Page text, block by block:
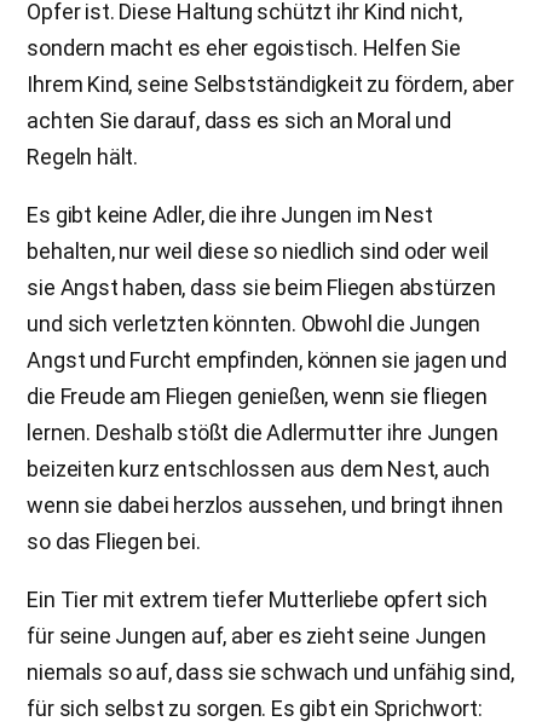
Opfer ist. Diese Haltung schützt ihr Kind nicht,
sondern macht es eher egoistisch. Helfen Sie
Ihrem Kind, seine Selbstständigkeit zu fördern, aber
achten Sie darauf, dass es sich an Moral und
Regeln hält.
Es gibt keine Adler, die ihre Jungen im Nest
behalten, nur weil diese so niedlich sind oder weil
sie Angst haben, dass sie beim Fliegen abstürzen
und sich verletzten könnten. Obwohl die Jungen
Angst und Furcht empfinden, können sie jagen und
die Freude am Fliegen genießen, wenn sie fliegen
lernen. Deshalb stößt die Adlermutter ihre Jungen
beizeiten kurz entschlossen aus dem Nest, auch
wenn sie dabei herzlos aussehen, und bringt ihnen
so das Fliegen bei.
Ein Tier mit extrem tiefer Mutterliebe opfert sich
für seine Jungen auf, aber es zieht seine Jungen
niemals so auf, dass sie schwach und unfähig sind,
für sich selbst zu sorgen. Es gibt ein Sprichwort: